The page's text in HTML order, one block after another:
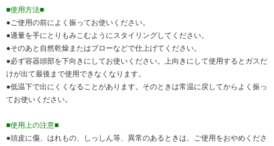
■使用方法■
●ご使用の前によく振ってお使いください。
●適量を手にとりもみこむようにスタイリングしてください。
●そのあと自然乾燥またはブローなどで仕上げてください。
●必ず容器頭部を下向きにしてお使いください。上向きにして使用するとガスだ
けが出て最後まで使用できなくなります。
●低温下で出にくくなることがあります。そのときは常温に戻してからよく振っ
てお使いください。
■使用上の注意■
●頭皮に傷、はれもの、しっしん等、異常のあるときは、ご使用をおやめくださ